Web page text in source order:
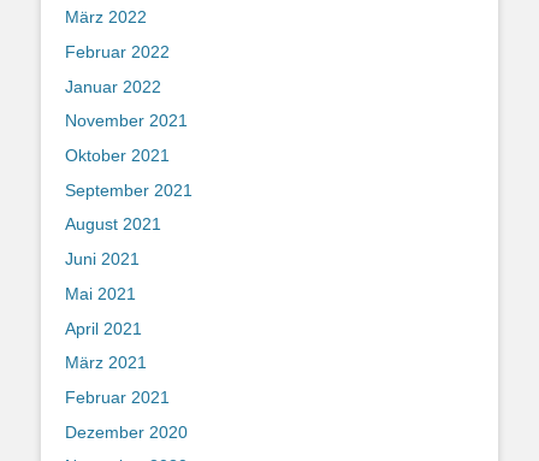
März 2022
Februar 2022
Januar 2022
November 2021
Oktober 2021
September 2021
August 2021
Juni 2021
Mai 2021
April 2021
März 2021
Februar 2021
Dezember 2020